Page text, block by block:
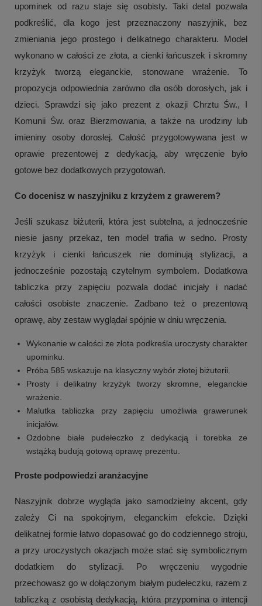
upominek od razu staje się osobisty. Taki detal pozwala
podkreślić, dla kogo jest przeznaczony naszyjnik, bez
zmieniania jego prostego i delikatnego charakteru. Model
wykonano w całości ze złota, a cienki łańcuszek i skromny
krzyżyk tworzą eleganckie, stonowane wrażenie. To
propozycja odpowiednia zarówno dla osób dorosłych, jak i
dzieci. Sprawdzi się jako prezent z okazji Chrztu Św., I
Komunii Św. oraz Bierzmowania, a także na urodziny lub
imieniny osoby dorosłej. Całość przygotowywana jest w
oprawie prezentowej z dedykacją, aby wręczenie było
gotowe bez dodatkowych przygotowań.
Co docenisz w naszyjniku z krzyżem z grawerem?
Jeśli szukasz biżuterii, która jest subtelna, a jednocześnie
niesie jasny przekaz, ten model trafia w sedno. Prosty
krzyżyk i cienki łańcuszek nie dominują stylizacji, a
jednocześnie pozostają czytelnym symbolem. Dodatkowa
tabliczka przy zapięciu pozwala dodać inicjały i nadać
całości osobiste znaczenie. Zadbano też o prezentową
oprawę, aby zestaw wyglądał spójnie w dniu wręczenia.
Wykonanie w całości ze złota podkreśla uroczysty charakter
upominku.
Próba 585 wskazuje na klasyczny wybór złotej biżuterii.
Prosty i delikatny krzyżyk tworzy skromne, eleganckie
wrażenie.
Malutka tabliczka przy zapięciu umożliwia grawerunek
inicjałów.
Ozdobne białe pudełeczko z dedykacją i torebka ze
wstążką budują gotową oprawę prezentu.
Proste podpowiedzi aranżacyjne
Naszyjnik dobrze wygląda jako samodzielny akcent, gdy
zależy Ci na spokojnym, eleganckim efekcie. Dzięki
delikatnej formie łatwo dopasować go do codziennego stroju,
a przy uroczystych okazjach może stać się symbolicznym
dodatkiem do stylizacji. Po wręczeniu wygodnie
przechowasz go w dołączonym białym pudełeczku, razem z
tabliczką z osobistą dedykacją, która przypomina o intencji